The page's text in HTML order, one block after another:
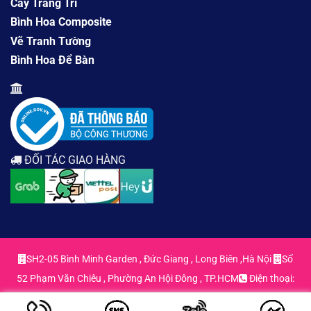
Cây Trang Trí
Bình Hoa Composite
Vẽ Tranh Tường
Bình Hoa Để Bàn
ĐỐI TÁC GIAO HÀNG
SH2-05 Bình Minh Garden , Đức Giang , Long Biên ,Hà Nội
Số
52 Phạm Văn Chiêu , Phường An Hội Đông , TP.HCM
Điện thoại:
0963.55.29.71 - 0963.55.29.71